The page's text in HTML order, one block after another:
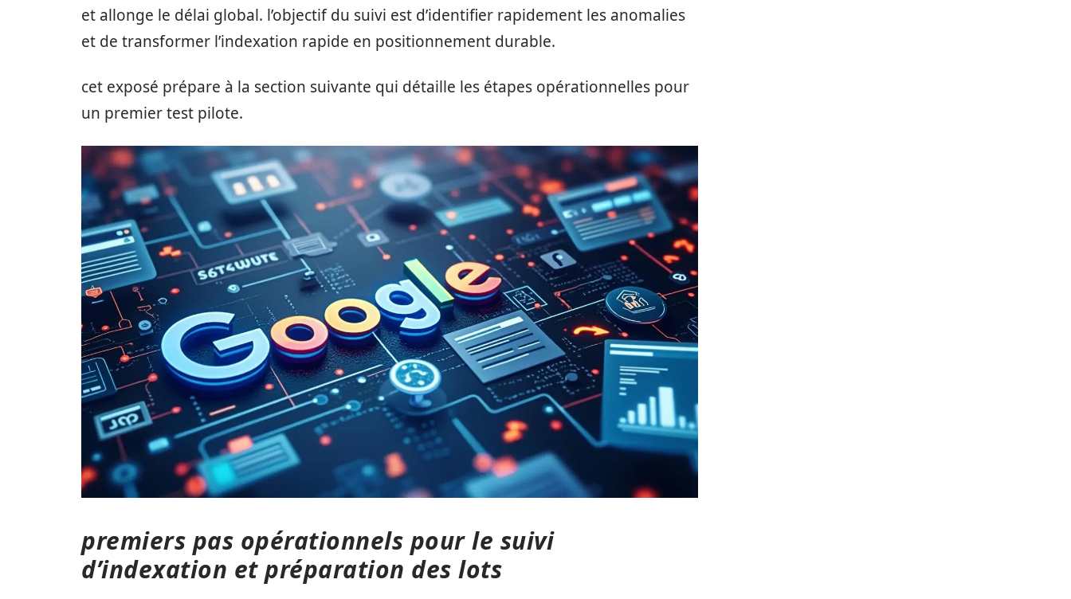
et allonge le délai global. l’objectif du suivi est d’identifier rapidement les anomalies
et de transformer l’indexation rapide en positionnement durable.
cet exposé prépare à la section suivante qui détaille les étapes opérationnelles pour
un premier test pilote.
premiers pas opérationnels pour le suivi
d’indexation et préparation des lots